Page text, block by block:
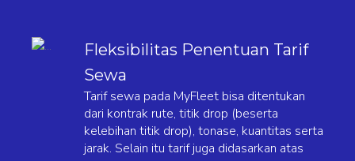
Fleksibilitas Penentuan Tarif
Sewa
Tarif sewa pada MyFleet bisa ditentukan
dari kontrak rute, titik drop (beserta
kelebihan titik drop), tonase, kuantitas serta
jarak. Selain itu tarif juga didasarkan atas